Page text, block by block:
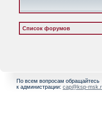
Список форумов
По всем вопросам обращайтесь
к администрации: cap@ksp-